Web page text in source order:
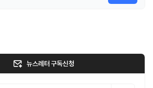
뉴스레터 구독신청